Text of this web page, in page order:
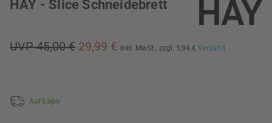
HAY - Slice Schneidebrett
UVP 45,00 € 29,99 € inkl. MwSt., zzgl. 5,94 € Versand
Auf Lager